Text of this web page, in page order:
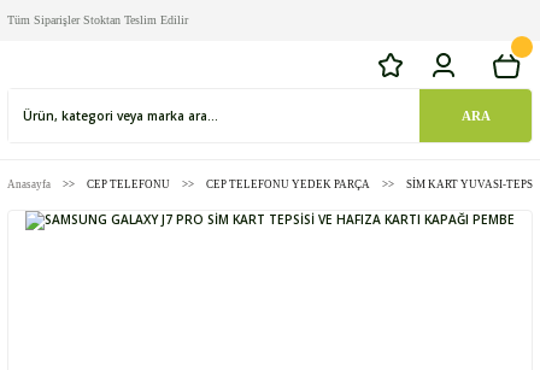
Tüm Siparişler Stoktan Teslim Edilir
ARA
Anasayfa CEP TELEFONU CEP TELEFONU YEDEK PARÇA SİM KART YUVASI-